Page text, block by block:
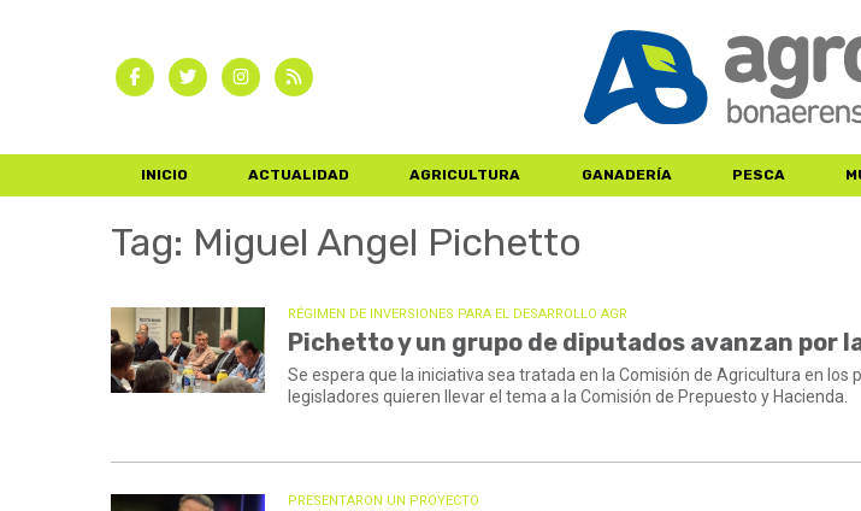
INICIO ACTUALIDAD AGRICULTURA GANADERÍA PESCA
Tag: Miguel Angel Pichetto
RÉGIMEN DE INVERSIONES PARA EL DESARROLLO AGR
Pichetto y un grupo de diputados avanzan por la
Se espera que la iniciativa sea tratada en la Comisión de Agricultura en los
legisladores quieren llevar el tema a la Comisión de Prepuesto y Hacienda.
PRESENTARON UN PROYECTO